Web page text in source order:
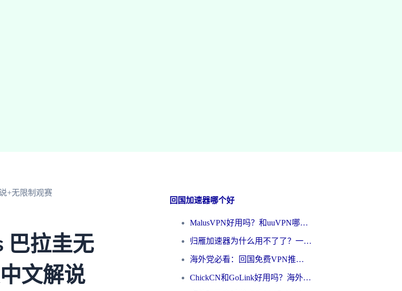
+无限制观赛
巴拉圭无
文解说
回国加速器哪个好
MalusVPN好用吗？和uuVPN哪个好？海外党无缝访问国内资源的真实对比与选择指南
归雁加速器为什么用不了了？一位海外游子的真实困惑与技术解答
海外党必看：回国免费VPN推荐？别踩坑！教你选对加速器无缝刷国内资源
ChickCN和GoLink好用吗？海外党如何选对回国加速器